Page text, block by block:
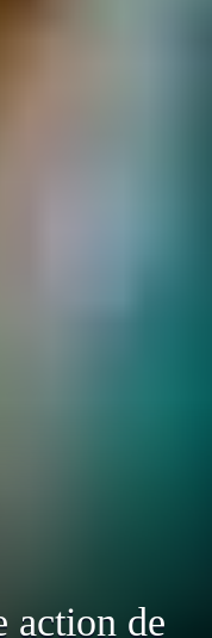
action de